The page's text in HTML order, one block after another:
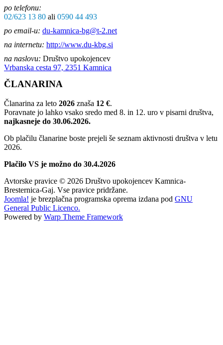
po telefonu:
02/623 13 80 ali 0590 44 493
po email-u: du-kamnica-bg@t-2.net
na internetu: http://www.du-kbg.si
na naslovu: Društvo upokojencev
Vrbanska cesta 97, 2351 Kamnica
ČLANARINA
Članarina za leto 2026 znaša 12 €.
Poravnate jo lahko vsako sredo med 8. in 12. uro v pisarni društva,
najkasneje do 30.06.2026.
Ob plačilu članarine boste prejeli še seznam aktivnosti društva v letu
2026.
Plačilo VS je možno do 30.4.2026
Avtorske pravice © 2026 Društvo upokojencev Kamnica-
Bresternica-Gaj. Vse pravice pridržane.
Joomla! je brezplačna programska oprema izdana pod GNU
General Public Licenco.
Powered by Warp Theme Framework